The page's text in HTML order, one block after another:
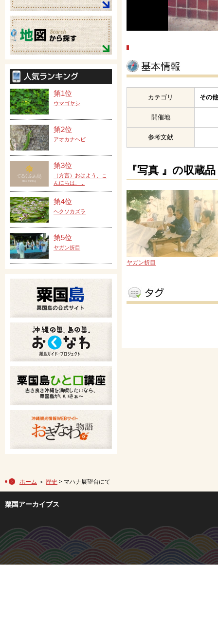
カテゴリ その
開催地
参考文献
『写真 』の収蔵品
ヤガン折目
第1位
ウマゴヤシ
第2位
アオカナヘビ
第3位
（方言）おはよう、こ
んにちは、...
第4位
ヘクソカズラ
第5位
ヤガン折目
ホーム ＞ 歴史 > マハナ展望台にて
粟国アーカイブス